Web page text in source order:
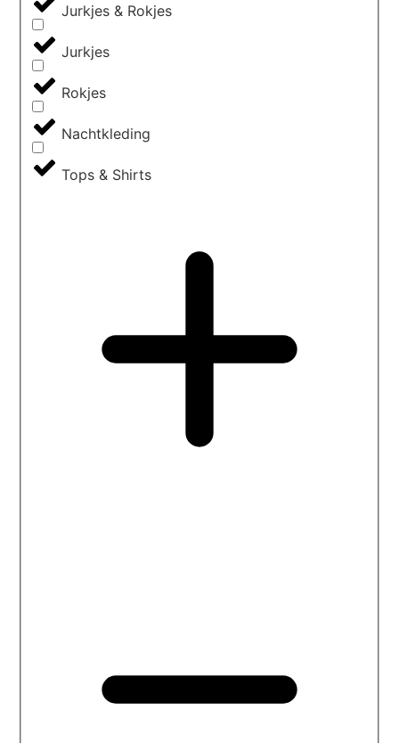
Jurkjes & Rokjes
Jurkjes
Rokjes
Nachtkleding
Tops & Shirts